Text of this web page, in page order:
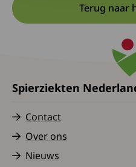
Terug naar
Spierziekten
Contact
Over ons
Nieuws